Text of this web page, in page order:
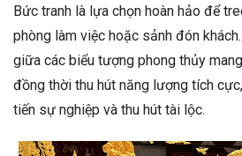
Bức tranh là lựa chọn hoàn hảo để
phòng làm việc hoặc sảnh đón
giữa các biểu tượng phong thủy
đồng thời thu hút năng lượng tích
tiến sự nghiệp và thu hút tài lộc.